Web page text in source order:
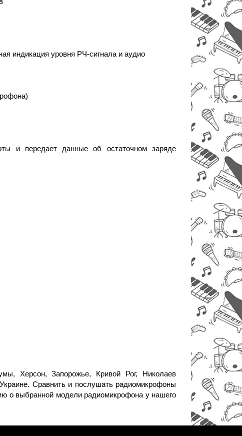
индикация уровня РЧ-сигнала и аудио
и передает данные об остаточном заряде
Херсон, Запорожье, Кривой Рог, Николаев
Сравнить и послушать радиомикрофоны
о выбранной модели радиомикрофона у нашего